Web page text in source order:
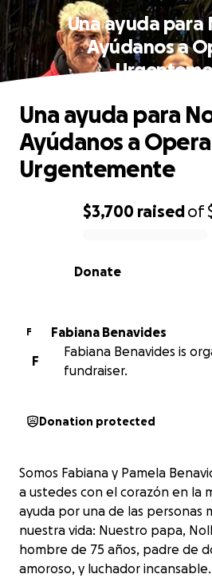
Una ayuda para
Ayúdanos a
0% complete
$3,700 raisedof
Donate
Una ayuda para
Ayúdanos a
Urgentemente
F
Fabiana Benavides
F
Fabiana Benavides is
fundraiser.
Donation protected
Somos Fabiana y Pamela
a ustedes con el corazón en la
ayuda por una de las personas
nuestra vida: Nuestro papa,
hombre de 75 años, padre de
amoroso, y luchador incansable.